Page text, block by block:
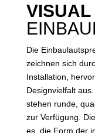
VISUAL
Die
zeichnen sich
Installation,
Designvielfalt
stehen runde,
zur Verfügung.
es, die Form der